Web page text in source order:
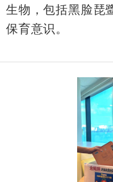
生物，包括黑脸琵
保育意识。